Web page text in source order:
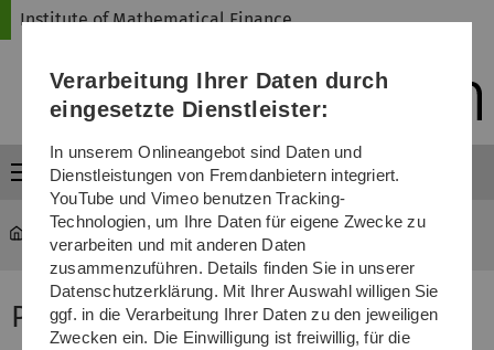
Direkt
Direkt
Direkt
(Sprache,
Drucken,
Media)
Direkt
Direkt
Institute of Mathematical Finance
Menü
Institute of Mathematical Finance
PhD students
Verarbeitung Ihrer Daten durch
eingesetzte Dienstleister:
In unserem Onlineangebot sind Daten und
Dienstleistungen von Fremdanbietern integriert.
YouTube und Vimeo benutzen Tracking-
Technologien, um Ihre Daten für eigene Zwecke zu
verarbeiten und mit anderen Daten
zusammenzuführen. Details finden Sie in unserer
Datenschutzerklärung. Mit Ihrer Auswahl willigen Sie
ggf. in die Verarbeitung Ihrer Daten zu den jeweiligen
Zwecken ein. Die Einwilligung ist freiwillig, für die